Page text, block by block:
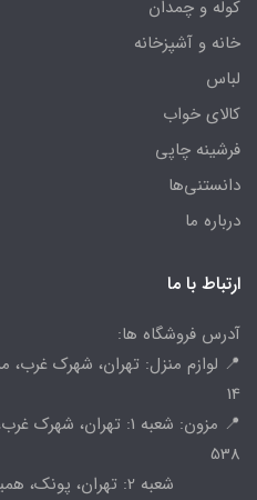
کوله و چمدان
خانه و آشپزخانه
لباس
کالای خواب
فرشینه چاپی
دانستنی‌ها
درباره ما
ارتباط با ما
آدرس فروشگاه ها:
📍 لوازم منزل: تهران، شهرک غرب،
14
📍 مزون: شعبه 1:
538
شعبه 2: تهران، پونک، همیلا سنتر، طبقه اول 143